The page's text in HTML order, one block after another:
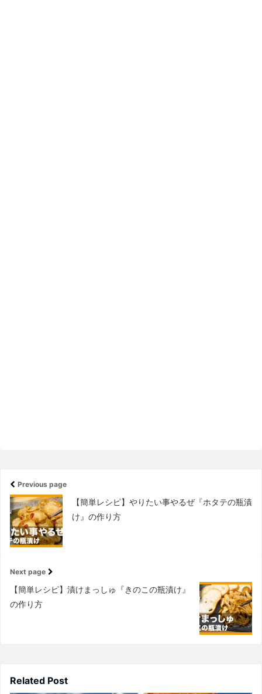
Previous page
【簡単レシピ】やりたい事やるぜ『ホタテの瓶漬
け』の作り方
Next page
【簡単レシピ】漬けまっしゅ『きのこの瓶漬け』
の作り方
Related Post